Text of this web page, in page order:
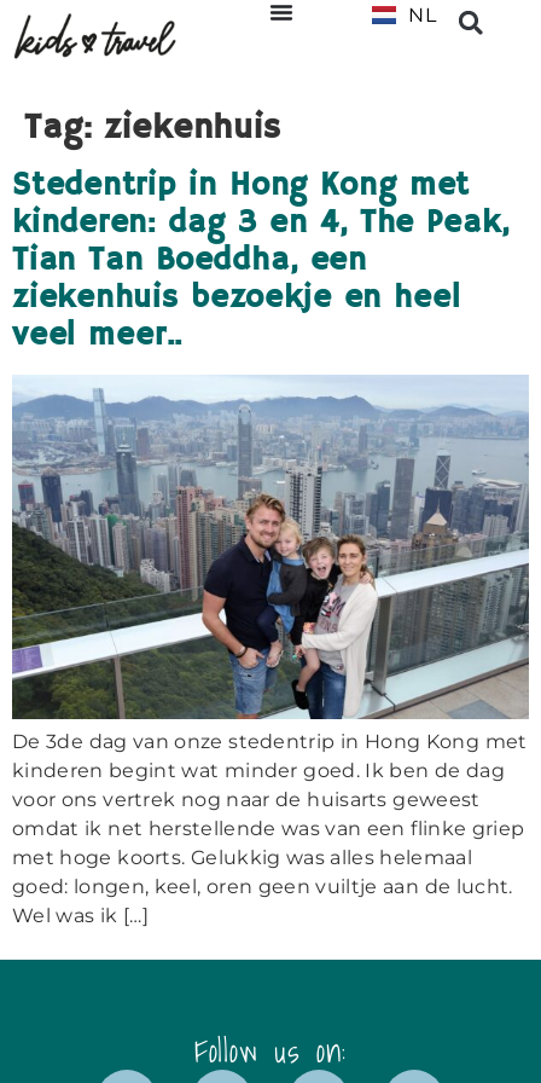
NL
EN
Tag:ziekenhuis
Stedentrip in Hong Kong met
kinderen: dag 3 en 4, The Peak,
Tian Tan Boeddha, een
ziekenhuis bezoekje en heel
veel meer..
De 3de dag van onze stedentrip in Hong Kong met
kinderen begint wat minder goed. Ik ben de dag
voor ons vertrek nog naar de huisarts geweest
omdat ik net herstellende was van een flinke griep
met hoge koorts. Gelukkig was alles helemaal
goed: longen, keel, oren geen vuiltje aan de lucht.
Wel was ik […]
Follow us on: